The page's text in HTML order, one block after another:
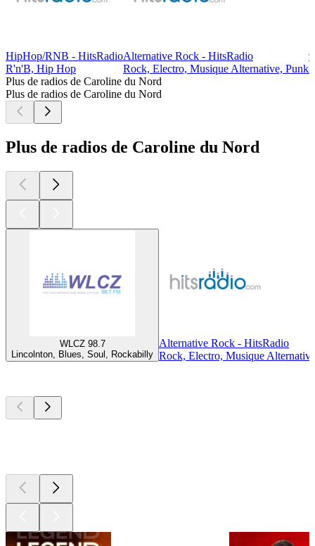
HipHop/RNB - HitsRadio
R'n'B, Hip Hop
Alternative Rock - HitsRadio
Rock, Electro, Musique Alternative, Punk
Plus de radios de Caroline du Nord
Plus de radios de Caroline du Nord
Plus de radios de Caroline du Nord
WLCZ 98.7
Lincolnton, Blues, Soul, Rockabilly
Alternative Rock - HitsRadio
Rock, Electro, Musique